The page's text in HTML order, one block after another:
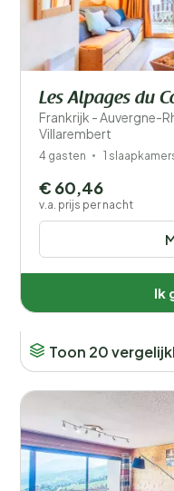
Les Alpages du
Frankrijk - Auvergne-
Villarembert
4 gasten 1
€ 60,46
v.a. prijs per nacht
Ik
Toon 20